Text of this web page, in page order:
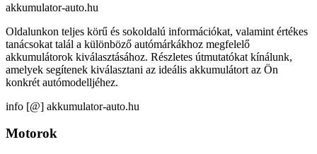
akkumulator-auto.hu
Oldalunkon teljes körű és sokoldalú információkat, valamint értékes
tanácsokat talál a különböző autómárkákhoz megfelelő
akkumulátorok kiválasztásához. Részletes útmutatókat kínálunk,
amelyek segítenek kiválasztani az ideális akkumulátort az Ön
konkrét autómodelljéhez.
info [@] akkumulator-auto.hu
Motorok